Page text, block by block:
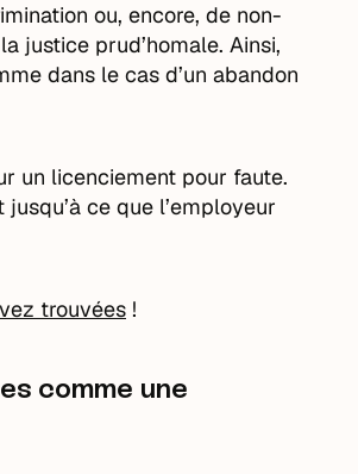
ou, encore, de non-
justice prud’homale. Ainsi,
dans le cas d’un abandon
un licenciement pour faute.
ce que l’employeur
trouvées !
comme une